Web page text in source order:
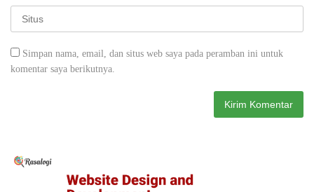
Simpan nama, email, dan situs web saya pada peramban ini untuk
komentar saya berikutnya.